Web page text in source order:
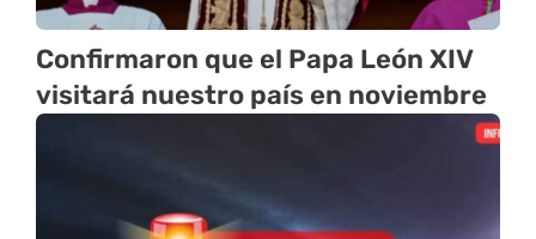
Confirmaron que el Papa León XIV
visitará nuestro país en noviembre